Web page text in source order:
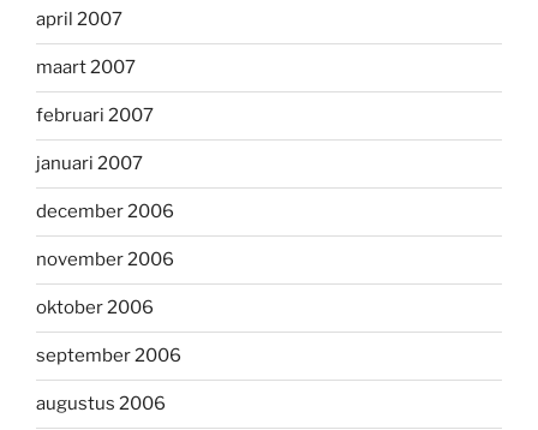
april 2007
maart 2007
februari 2007
januari 2007
december 2006
november 2006
oktober 2006
september 2006
augustus 2006